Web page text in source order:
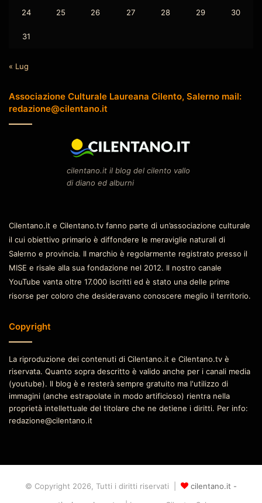
24 25 26 27 28 29 30
31
« Lug
Associazione Culturale Laureana Cilento, Salerno mail:
redazione@cilentano.it
cilentano.it il blog del cilento vallo
di diano ed alburni
Cilentano.it e Cilentano.tv fanno parte di un’associazione culturale
il cui obiettivo primario è diffondere le meraviglie naturali di
Salerno e provincia. Il marchio è regolarmente registrato presso il
MISE e risale alla sua fondazione nel 2012. Il nostro canale
YouTube vanta oltre 17.000 iscritti ed è stato una delle prime
risorse per coloro che desideravano conoscere meglio il territorio.
Copyright
La riproduzione dei contenuti di Cilentano.it e Cilentano.tv è
riservata. Quanto sopra descritto è valido anche per i canali media
(youtube). Il blog è e resterà sempre gratuito ma l'utilizzo di
immagini (anche estrapolate in modo artificioso) rientra nella
proprietà intellettuale del titolare che ne detiene i diritti. Per info:
redazione@cilentano.it
© Copyright 2026, Tutti i diritti riservati |
cilentano.it -